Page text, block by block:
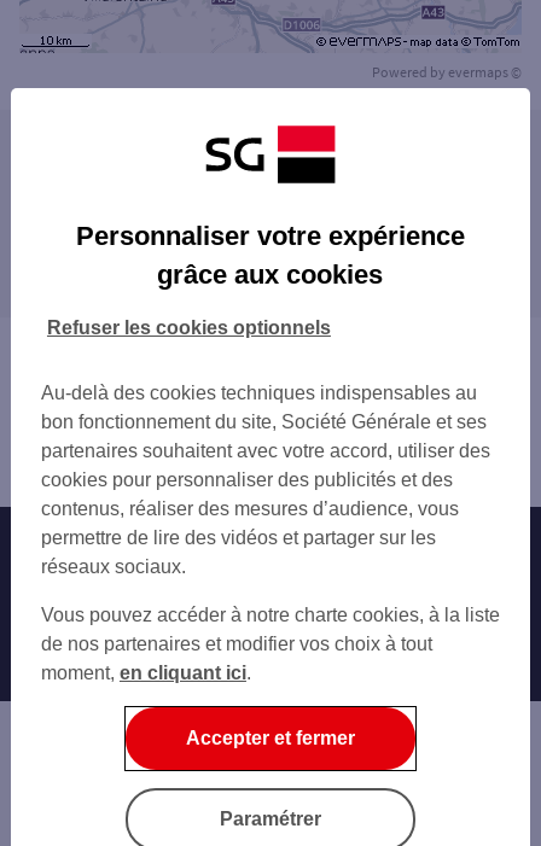
Powered by evermaps ©
Les agences SG PRO dans les villes à
Les agences SG PRO dans les départements
39 JURA
71 SAÔNE-ET-LOIRE
73 SAVOIE
74 HAUTE-SAVOIE
Nos engagements Nous contacter
Autres sites SG
Professionnels
Entreprises
Associations
Banque privée
Economie Publique
Informations légales
Personnaliser votre expérience
grâce aux cookies
Au-delà des cookies techniques indispensables au
bon fonctionnement du site, Société Générale et ses
partenaires souhaitent avec votre accord, utiliser des
cookies pour personnaliser des publicités et des
contenus, réaliser des mesures d’audience, vous
permettre de lire des vidéos et partager sur les
réseaux sociaux.
Vous pouvez accéder à notre charte cookies, à la liste
de nos partenaires et modifier vos choix à tout
moment, en cliquant ici.
Refuser les cookies optionnels
Accepter et fermer
Paramétrer